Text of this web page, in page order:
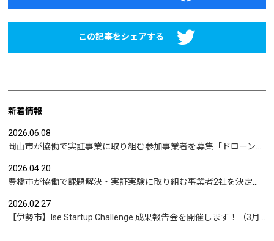
この記事をシェアする
新着情報
2026.06.08
岡山市が協働で実証事業に取り組む参加事業者を募集「ドローンを活用した沿岸部への避難情報伝達の検証」など
2026.04.20
豊橋市が協働で課題解決・実証実験に取り組む事業者2社を決定｜実証テーマは「地域包括支援センターの業務マニュアル整備」と「給食注文管理のシステム化」
2026.02.27
【伊勢市】Ise Startup Challenge 成果報告会を開催します！（3月19日開催）